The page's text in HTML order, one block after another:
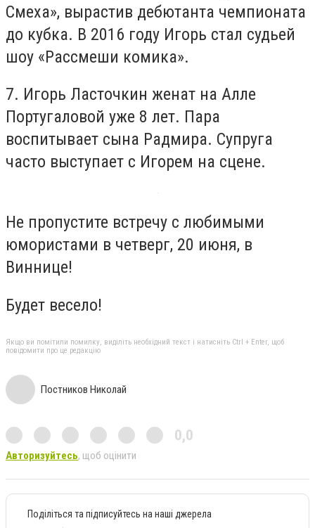
Смеха», вырастив дебютанта чемпионата
до кубка. В 2016 году Игорь стал судьей
шоу «Рассмеши комика».
7. Игорь Ласточкин женат на Алле
Португаловой уже 8 лет. Пара
воспитывает сына Радмира. Супруга
часто выступает с Игорем на сцене.
Не пропустите встречу с любимыми
юмористами в четверг, 20 июня, в
Виннице!
Будет весело!
Якщо ви помітили помилку, виділіть необхідний текст і натисніть Ctrl + Enter, щоб
повідомити про це редакцію
Постников Николай
0,0
Авторизуйтесь, щоб оцінити
Поділіться та підписуйтесь на наші джерела